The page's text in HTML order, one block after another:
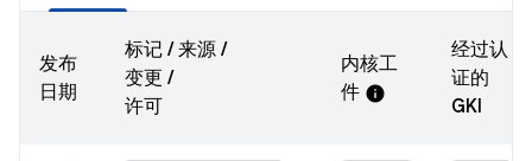
发布
日期
标记 / 来源 /
变更 /
许可
内核工
件 info
经过认
证的
GKI